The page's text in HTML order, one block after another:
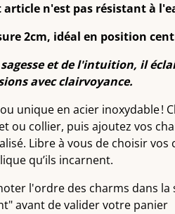
n'est pas résistant à
2cm, idéal en position
et de l'intuition, il
avec clairvoyance.
unique en acier inoxydable !
ou collier, puis ajoutez vos
Libre à vous de choisir
qu’ils incarnent.
l'ordre des charms dans
avant de valider votre panier